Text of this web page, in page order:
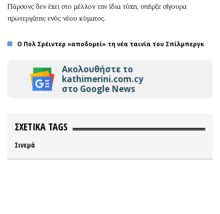
Πάρσονς δεν έχει στο μέλλον την ίδια τύχη, υπήρξε σίγουρα
πρωτεργάτης ενός νέου κύματος.
Ο Πολ Σρέιντερ «αποδομεί» τη νέα ταινία του Σπίλμπεργκ
Ακολουθήστε το
kathimerini.com.cy
στο Google News
ΣΧΕΤΙΚΑ TAGS
Σινεμά